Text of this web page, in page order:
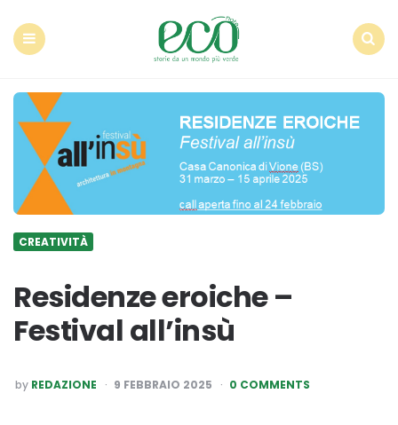
CREATIVITÀ
Residenze eroiche –
Festival all’insù
POSTED
BY
by REDAZIONE 9 FEBBRAIO 2025 0 COMMENTS